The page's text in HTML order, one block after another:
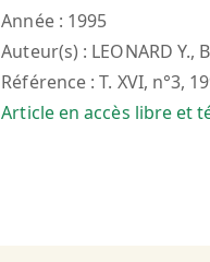
Année : 1995
Auteur(s) : LEONARD Y.,
Référence : T. XVI, n°3,
Article en accès libre et